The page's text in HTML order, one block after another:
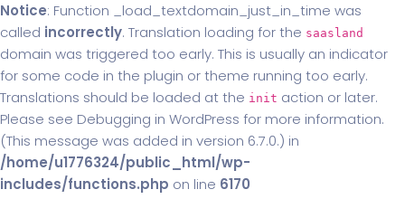
Notice: Function _load_textdomain_just_in_time was
called incorrectly. Translation loading for the saasland
domain was triggered too early. This is usually an indicator
for some code in the plugin or theme running too early.
Translations should be loaded at the init action or later.
Please see Debugging in WordPress for more information.
(This message was added in version 6.7.0.) in
/home/u1776324/public_html/wp-
includes/functions.php on line 6170